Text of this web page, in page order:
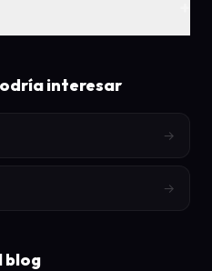
interesar
→
→
blog